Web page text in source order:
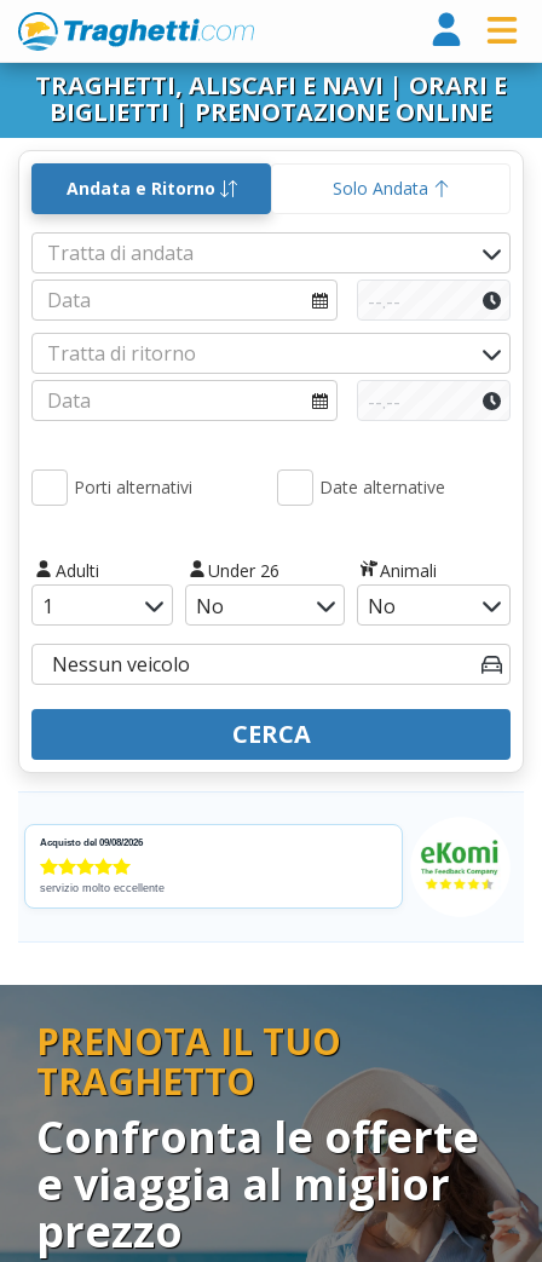
TRAGHETTI, ALISCAFI E NAVI | ORARI E
BIGLIETTI | PRENOTAZIONE ONLINE
Andata e Ritorno Solo Andata
Porti alternativi Date alternative
Adulti Under 26 Animali
CERCA
Acquisto del 09/08/2026
servizio molto eccellente
PRENOTA IL TUO
TRAGHETTO
Confronta le offerte
e viaggia al miglior
prezzo